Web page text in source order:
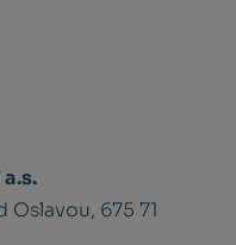
Oslavou, 675 71